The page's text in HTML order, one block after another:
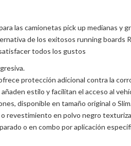
las camionetas pick up medianas y
de los exitosos running
todos los gustos
protección adicional contra la
estilo y facilitan el acceso al
disponible en tamaño original o
revestimiento en polvo negro
o en combo por aplicación